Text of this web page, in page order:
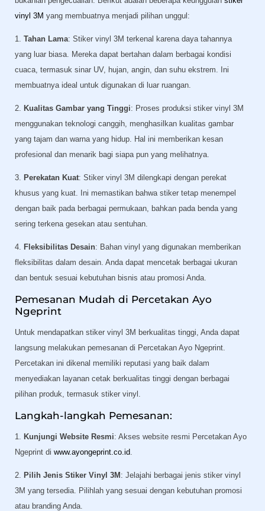
vinyl 3M yang membuatnya menjadi pilihan unggul:
1. Tahan Lama: Stiker vinyl 3M terkenal karena daya tahannya
yang luar biasa. Mereka dapat bertahan dalam berbagai kondisi
cuaca, termasuk sinar UV, hujan, angin, dan suhu ekstrem. Ini
membuatnya ideal untuk digunakan di luar ruangan.
2. Kualitas Gambar yang Tinggi: Proses produksi stiker vinyl 3M
menggunakan teknologi canggih, menghasilkan kualitas gambar
yang tajam dan warna yang hidup. Hal ini memberikan kesan
profesional dan menarik bagi siapa pun yang melihatnya.
3. Perekatan Kuat: Stiker vinyl 3M dilengkapi dengan perekat
khusus yang kuat. Ini memastikan bahwa stiker tetap menempel
dengan baik pada berbagai permukaan, bahkan pada benda yang
sering terkena gesekan atau sentuhan.
4. Fleksibilitas Desain: Bahan vinyl yang digunakan memberikan
fleksibilitas dalam desain. Anda dapat mencetak berbagai ukuran
dan bentuk sesuai kebutuhan bisnis atau promosi Anda.
Pemesanan Mudah di Percetakan Ayo
Ngeprint
Untuk mendapatkan stiker vinyl 3M berkualitas tinggi, Anda dapat
langsung melakukan pemesanan di Percetakan Ayo Ngeprint.
Percetakan ini dikenal memiliki reputasi yang baik dalam
menyediakan layanan cetak berkualitas tinggi dengan berbagai
pilihan produk, termasuk stiker vinyl.
Langkah-langkah Pemesanan:
1. Kunjungi Website Resmi: Akses website resmi Percetakan Ayo
Ngeprint di www.ayongeprint.co.id
2. Pilih Jenis Stiker Vinyl 3M : Jelajahi berbagai jenis stiker vinyl
3M yang tersedia. Pilihlah yang sesuai dengan kebutuhan promosi
atau branding Anda.